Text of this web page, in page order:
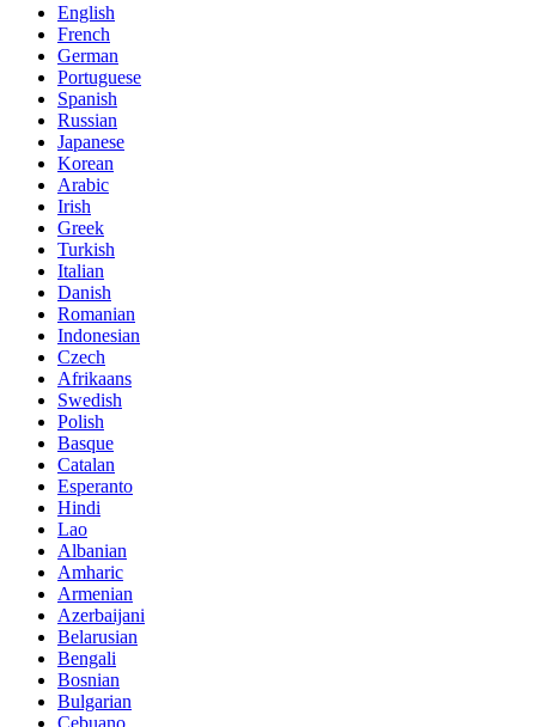
English
French
German
Portuguese
Spanish
Russian
Japanese
Korean
Arabic
Irish
Greek
Turkish
Italian
Danish
Romanian
Indonesian
Czech
Afrikaans
Swedish
Polish
Basque
Catalan
Esperanto
Hindi
Lao
Albanian
Amharic
Armenian
Azerbaijani
Belarusian
Bengali
Bosnian
Bulgarian
Cebuano